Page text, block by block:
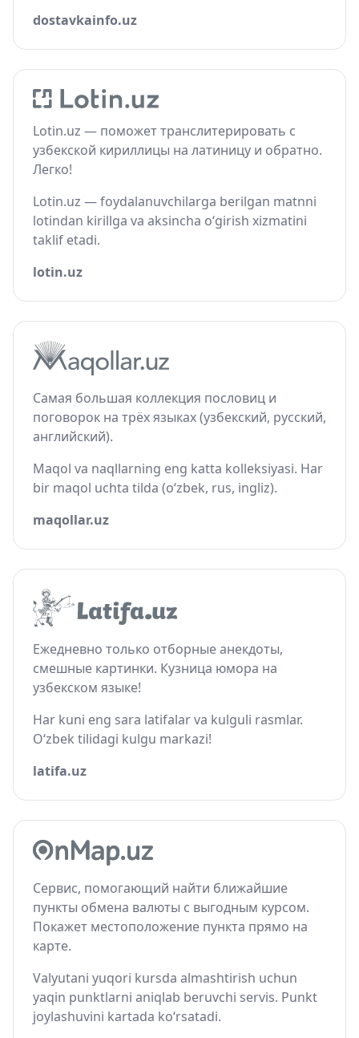
dostavkainfo.uz
Lotin.uz — поможет транслитерировать с
узбекской кириллицы на латиницу и обратно.
Легко!
Lotin.uz — foydalanuvchilarga berilgan matnni
lotindan kirillga va aksincha o‘girish xizmatini
taklif etadi.
lotin.uz
Самая большая коллекция пословиц и
поговорок на трёх языках (узбекский, русский,
английский).
Maqol va naqllarning eng katta kolleksiyasi. Har
bir maqol uchta tilda (o‘zbek, rus, ingliz).
maqollar.uz
Ежедневно только отборные анекдоты,
смешные картинки. Кузница юмора на
узбекском языке!
Har kuni eng sara latifalar va kulguli rasmlar.
O‘zbek tilidagi kulgu markazi!
latifa.uz
Сервис, помогающий найти ближайшие
пункты обмена валюты с выгодным курсом.
Покажет местоположение пункта прямо на
карте.
Valyutani yuqori kursda almashtirish uchun
yaqin punktlarni aniqlab beruvchi servis. Punkt
joylashuvini kartada ko‘rsatadi.